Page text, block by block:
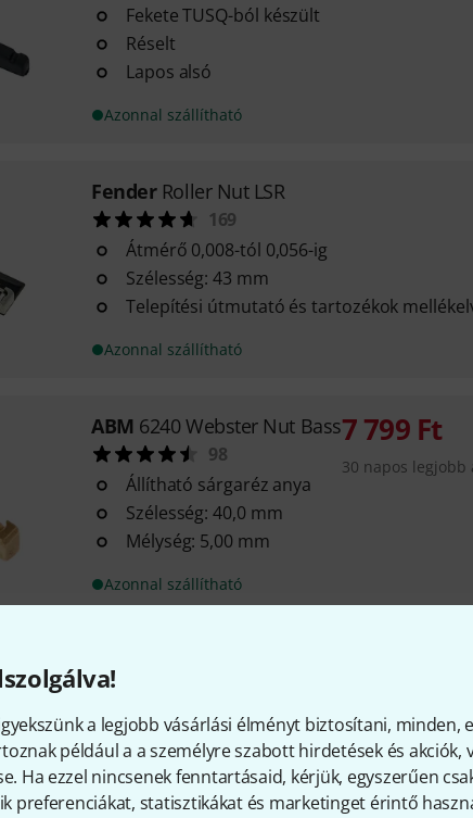
a legjobb vásárlási élményt biztosítani, minden,
például a a személyre szabott hirdetések és akciók,
Ha ezzel nincsenek fenntartásaid, kérjük, egyszerűen
preferenciákat, statisztikákat és marketinget érintő
Fekete TUSQ-ból készült
Réselt
Lapos alsó
Azonnal szállítható
Fender Roller Nut LSR
169
Átmérő 0,008-tól 0,056-ig
Szélesség: 43 mm
Telepítési útmutató és tartozékok
Azonnal szállítható
ABM 6240 Webster Nut Bass
98
Állítható sárgaréz anya
Szélesség: 40,0 mm
Mélység: 5,00 mm
Azonnal szállítható
7 799 Ft
30 napos legjobb
Szinte minden jobbkezes gitárhoz alkalmas
Megnöveli a húrmagasságot a nyeregnél,
gitárt pedálos vagy lap-steel gitárként
játszani.